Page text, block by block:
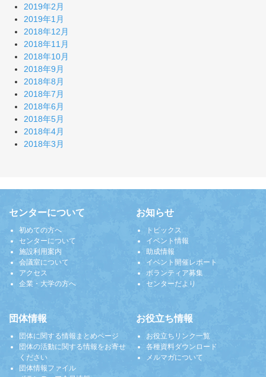
2019年2月
2019年1月
2018年12月
2018年11月
2018年10月
2018年9月
2018年8月
2018年7月
2018年6月
2018年5月
2018年4月
2018年3月
センターについて
初めての方へ
センターについて
施設利用案内
会議室について
アクセス
企業・大学の方へ
お知らせ
トピックス
イベント情報
助成情報
イベント開催レポート
ボランティア募集
センターだより
団体情報
団体に関する情報まとめページ
団体の活動に関する情報をお寄せ
ください
団体情報ファイル
お役立ち情報
お役立ちリンク一覧
各種資料ダウンロード
メルマガについて